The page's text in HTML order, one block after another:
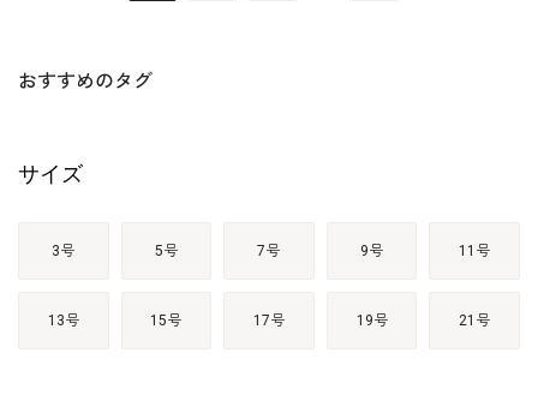
おすすめのタグ
サイズ
3号 5号 7号 9号 11号
13号 15号 17号 19号 21号